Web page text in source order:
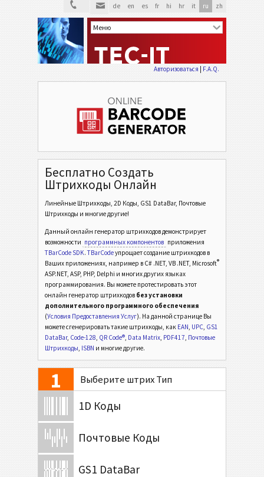
de en es fr hi hr it ru zh
Авторизоваться F.A.Q.
Бесплатно Создать
Штрихкоды Онлайн
Линейные Штрихкоды, 2D Коды, GS1 DataBar, Почтовые
Штрихкоды и многие другие!
Данный онлайн генератор штрихкодов демонстрирует
возможности программных компонентов приложения
TBarCode SDK.TBarCodeупрощает создание штрихкодов в
Ваших приложениях, например в C# .NET, VB .NET, Microsoft®
ASP.NET, ASP, PHP, Delphi и многих других языках
программирования. Вы можете протестировать этот
онлайн генератор штрихкодов без установки
дополнительного программного обеспечения
(Условия Предоставления Услуг). На данной странице Вы
можете сгенерировать такие штрихкоды, как EAN, UPC, GS1
DataBar, Code-128, QR Code®, Data Matrix, PDF417, Почтовые
Штрихкоды, ISBN и многие другие.
1 Выберите штрих Тип
1D Коды
Почтовые Коды
GS1 DataBar